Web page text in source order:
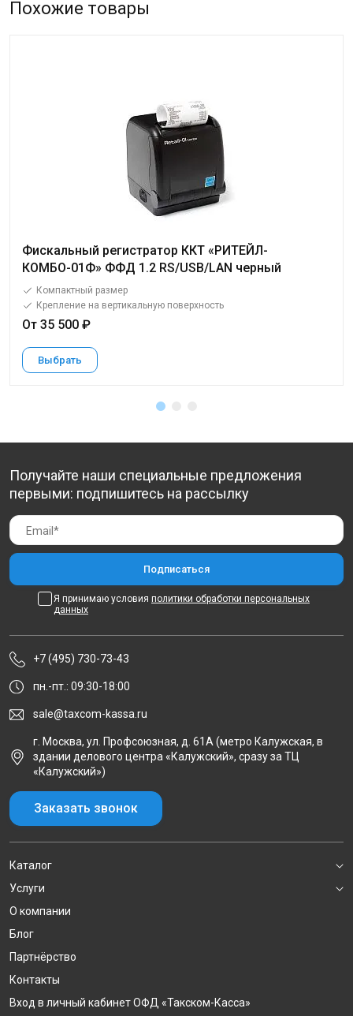
Похожие товары
Фискальный регистратор ККТ «РИТЕЙЛ-
КОМБО-01Ф» ФФД 1.2 RS/USB/LAN черный
Компактный размер
Крепление на вертикальную поверхность
От 35 500 ₽
Выбрать
Получайте наши специальные предложения
первыми: подпишитесь на рассылку
Я принимаю условия политики обработки персональных
данных
+7 (495) 730-73-43
пн.-пт.: 09:30-18:00
sale@taxcom-kassa.ru
г. Москва, ул. Профсоюзная, д. 61А (метро Калужская, в
здании делового центра «Калужский», сразу за ТЦ
«Калужский»)
Заказать звонок
Каталог
Услуги
О компании
Блог
Партнёрство
Контакты
Вход в личный кабинет ОФД «Такском-Касса»